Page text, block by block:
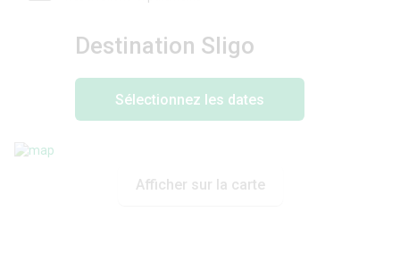
Destination Sligo
Sélectionnez les dates
Afficher sur la carte